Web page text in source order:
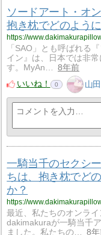
ソードアート・オ
抱き枕でどのよう
「SAO」とも呼ばれる
イン』は、日本では非
す。MyAn…
8年前
いいね！
0 山田
一騎当千のセクシ
ちは、抱き枕でど
か？
最近、私たちのオンラ
dakimakuraが一騎当千
ました。私たちの…
8